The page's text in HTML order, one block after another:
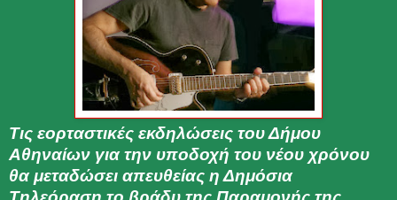
Τις εορταστικές εκδηλώσεις του Δήμου
Αθηναίων για την υποδοχή του νέου χρόνου
θα μεταδώσει απευθείας η Δημόσια